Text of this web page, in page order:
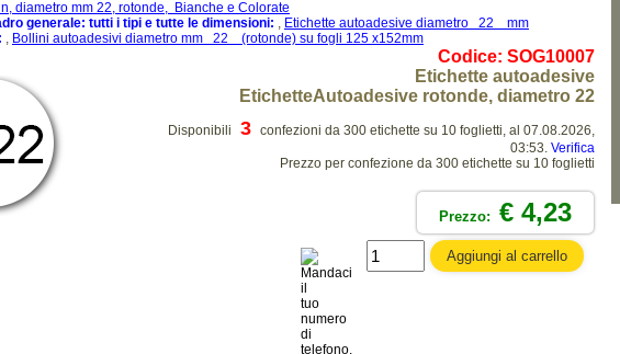
diametro mm 22, rotonde, Bianche e Colorate
generale: tutti i tipi e tutte le dimensioni: , Etichette autoadesive diametro 22 mm
, Bollini autoadesivi diametro mm 22 (rotonde) su fogli 125 x152mm
Codice: SOG10007
Etichette autoadesive
EtichetteAutoadesive rotonde, diametro 22
Disponibili 3 confezioni da 300 etichette su 10 foglietti, al 07.08.2026,
03:53. Verifica
Prezzo per confezione da 300 etichette su 10 foglietti
Prezzo: € 4,23